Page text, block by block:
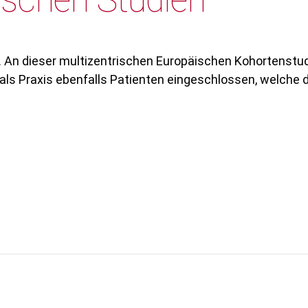
An dieser multizentrischen Europäischen
Praxis ebenfalls Patienten eingeschlossen, welche